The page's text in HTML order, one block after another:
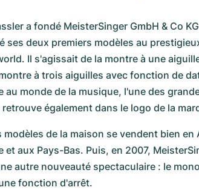
a fondé MeisterSinger GmbH & Co
ses deux premiers modèles au
Il s'agissait de la montre à une
à trois aiguilles avec fonction de
au monde de la musique, l'une des
également dans le logo de la
de la maison se vendent bien en
et aux Pays-Bas. Puis, en 2007,
autre nouveauté spectaculaire : le
fonction d'arrêt.